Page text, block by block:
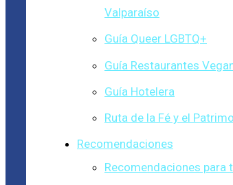
Valparaíso
Guía Queer LGBTQ+
Guía Restaurantes
Guía Hotelera
Ruta de la Fé y el
Recomendaciones
Recomendaciones para